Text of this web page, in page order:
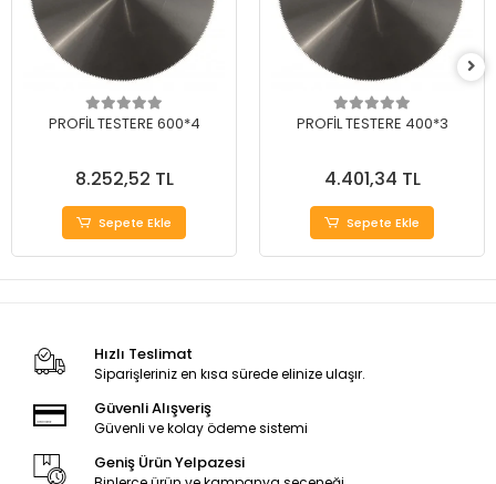
PROFİL TESTERE 600*4
8.252,52 TL
Sepete Ekle
PROFİL TESTERE 400*3
4.401,34 TL
Sepete Ekle
Hızlı Teslimat
Siparişleriniz en kısa sürede elinize ulaşır.
Güvenli Alışveriş
Güvenli ve kolay ödeme sistemi
Geniş Ürün Yelpazesi